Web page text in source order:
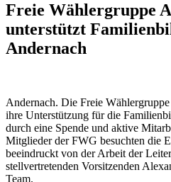
Freie Wählergruppe
unterstützt
Andernach
Andernach. Die Freie
ihre Unterstützung für die
durch eine Spende und aktive
Mitglieder der FWG besuchten die
beeindruckt von der Arbeit der
stellvertretenden Vorsitzenden
Team.